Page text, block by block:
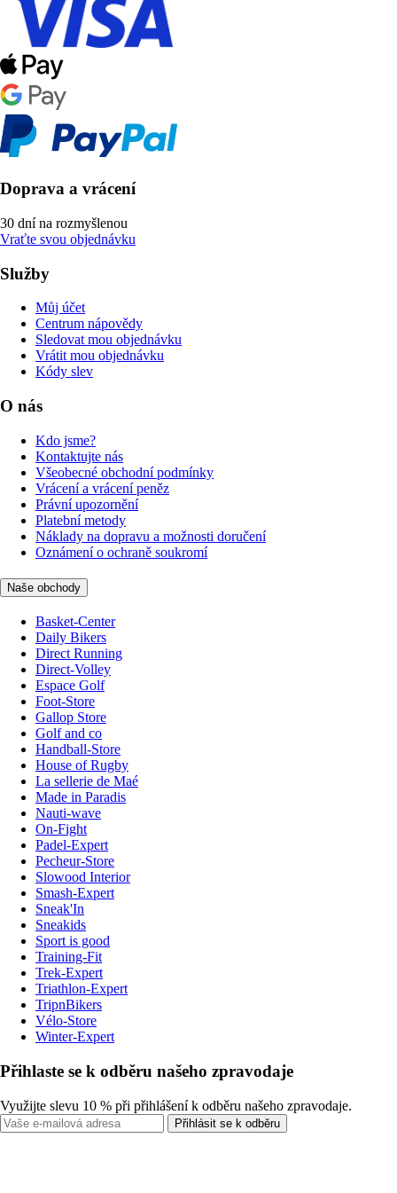
Doprava a vrácení
30 dní na rozmyšlenou
Vraťte svou objednávku
Služby
Můj účet
Centrum nápovědy
Sledovat mou objednávku
Vrátit mou objednávku
Kódy slev
O nás
Kdo jsme?
Kontaktujte nás
Všeobecné obchodní podmínky
Vrácení a vrácení peněz
Právní upozornění
Platební metody
Náklady na dopravu a možnosti doručení
Oznámení o ochraně soukromí
Naše obchody
Basket-Center
Daily Bikers
Direct Running
Direct-Volley
Espace Golf
Foot-Store
Gallop Store
Golf and co
Handball-Store
House of Rugby
La sellerie de Maé
Made in Paradis
Nauti-wave
On-Fight
Padel-Expert
Pecheur-Store
Slowood Interior
Smash-Expert
Sneak'In
Sneakids
Sport is good
Training-Fit
Trek-Expert
Triathlon-Expert
TripnBikers
Vélo-Store
Winter-Expert
Přihlaste se k odběru našeho zpravodaje
Využijte slevu 10 % při přihlášení k odběru našeho zpravodaje.
Přihlásit se k odběru